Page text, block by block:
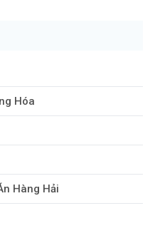
Hóa
Hàng Hải